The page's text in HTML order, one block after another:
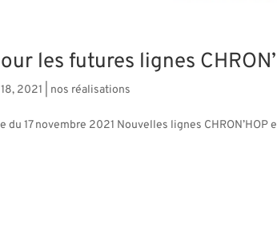
les futures lignes
2021 nos réalisations
17 novembre 2021 Nouvelles lignes CHRON’HOP et